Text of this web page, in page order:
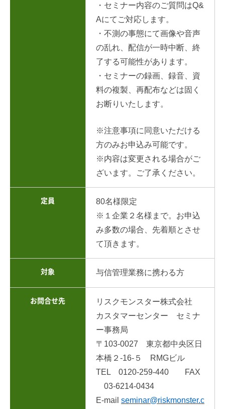
・セミナー内容のご質問はQ&
Aにてご対応します。
・不測の事態にて画像や音声
の乱れ、配信が一時中断、終
了する可能性があります。
・セミナーの録画、録音、資
料の複製、再配布などは固く
お断りいたします。
※注意事項に同意いただける
方のみお申込み可能です。
※内容は変更される場合がご
ざいます。ご了承ください。
定員
80名様限定
※１企業２名様まで。お申込
み多数の場合、先着順とさせ
て頂きます。
対象 与信管理業務に携わる方
お問合せ先
リスクモンスター株式会社
カスタマーセンター セミナ
ー事務局
〒103-0027 東京都中央区日
本橋２-16-５ RMGビル
TEL 0120-259-440 FAX
03-6214-0434
E-mail seminar@riskmonster.c